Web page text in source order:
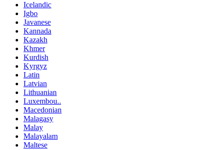
Icelandic
Igbo
Javanese
Kannada
Kazakh
Khmer
Kurdish
Kyrgyz
Latin
Latvian
Lithuanian
Luxembou..
Macedonian
Malagasy
Malay
Malayalam
Maltese